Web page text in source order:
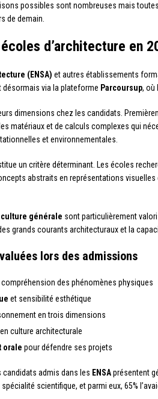
possibles sont nombreuses mais
de demain.
d’architecture en
(ENSA) et autres établissements
via la plateforme Parcoursup, où
dimensions chez les candidats.
matériaux et de calculs complexes qui
et environnementales.
un critère déterminant. Les écoles
abstraits en représentations
culture générale sont particulièrement
grands courants architecturaux et la
lors des admissions
des phénomènes physiques
et sensibilité esthétique
en trois dimensions
culture architecturale
orale pour défendre ses projets
candidats admis dans les ENSAprésentent
scientifique, et parmi eux, 65%